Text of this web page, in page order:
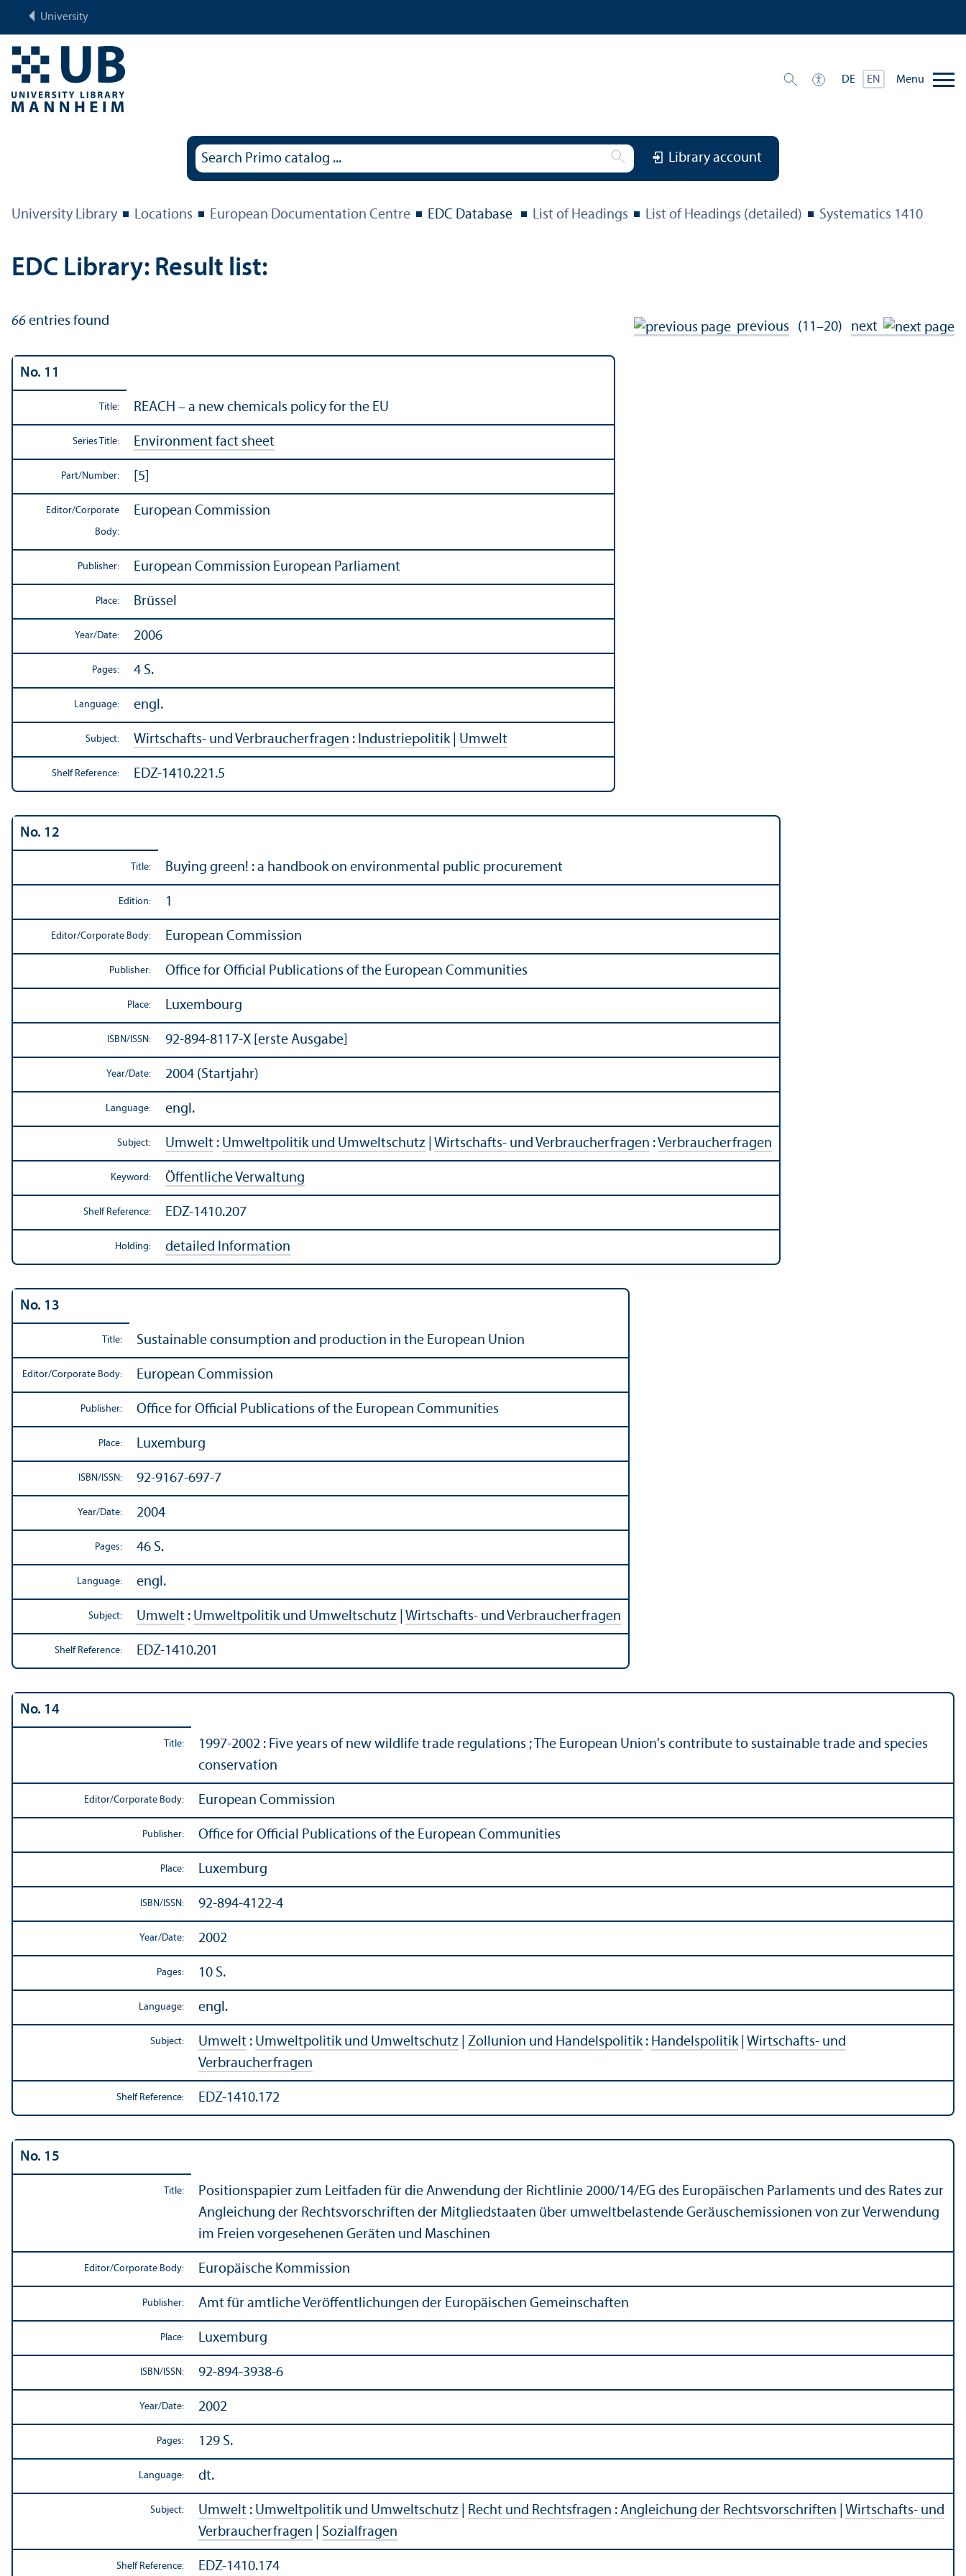
University
DE EN Menu
Library account
University Library Locations European Documentation Centre EDC Database List of Headings List of Headings (detailed) Systematics 1410
EDC Library: Result list:
66 entries found previous (11–20) next
No. 11
Title: REACH – a new chemicals policy for the EU
Series Title: Environment fact sheet
Part/Number: [5]
Editor/Corporate
Body:
European Commission
Publisher: European Commission European Parliament
Place: Brüssel
Year/Date: 2006
Pages: 4 S.
Language: engl.
Subject: Wirtschafts- und Verbraucherfragen : Industriepolitik| Umwelt
Shelf Reference: EDZ-1410.221.5
No. 12
Title: Buying green! : a handbook on environmental public procurement
Edition: 1
Editor/Corporate Body: European Commission
Publisher: Office for Official Publications of the European Communities
Place: Luxembourg
ISBN/ISSN: 92-894-8117-X [erste Ausgabe]
Year/Date: 2004 (Startjahr)
Language: engl.
Subject: Umwelt : Umweltpolitik und Umweltschutz Wirtschafts- und Verbraucherfragen :Verbraucherfragen
Keyword: Öffentliche Verwaltung
Shelf Reference: EDZ-1410.207
Holding: detailed Information
No. 13
Title: Sustainable consumption and production in the European Union
Editor/Corporate Body: European Commission
Publisher: Office for Official Publications of the European Communities
Place: Luxemburg
ISBN/ISSN: 92-9167-697-7
Year/Date: 2004
Pages: 46 S.
Language: engl.
Subject: Umwelt : Umweltpolitik und Umweltschutz Wirtschafts- und Verbraucherfragen
Shelf Reference: EDZ-1410.201
No. 14
Title:
1997-2002 : Five years of new wildlife trade regulations ; The European Union's contribute to sustainable trade and species
conservation
Editor/Corporate Body: European Commission
Publisher: Office for Official Publications of the European Communities
Place: Luxemburg
ISBN/ISSN: 92-894-4122-4
Year/Date: 2002
Pages: 10 S.
Language: engl.
Subject: Umwelt : Umweltpolitik und Umweltschutz Zollunion und Handelspolitik: Handelspolitik| Wirtschafts- und
Verbraucherfragen
Shelf Reference: EDZ-1410.172
No. 15
Title: Positionspapier zum Leitfaden für die Anwendung der Richtlinie 2000/14/EG des Europäischen Parlaments und des Rates zur
Angleichung der Rechtsvorschriften der Mitgliedstaaten über umweltbelastende Geräuschemissionen von zur Verwendung
im Freien vorgesehenen Geräten und Maschinen
Editor/Corporate Body: Europäische Kommission
Publisher: Amt für amtliche Veröffentlichungen der Europäischen Gemeinschaften
Place: Luxemburg
ISBN/ISSN: 92-894-3938-6
Year/Date: 2002
Pages: 129 S.
Language: dt.
Subject: Umwelt : Umweltpolitik und Umweltschutz Recht und Rechtsfragen : Angleichung der Rechtsvorschriften
Wirtschafts- und
Verbraucherfragen
Sozialfragen
Shelf Reference: EDZ-1410.174